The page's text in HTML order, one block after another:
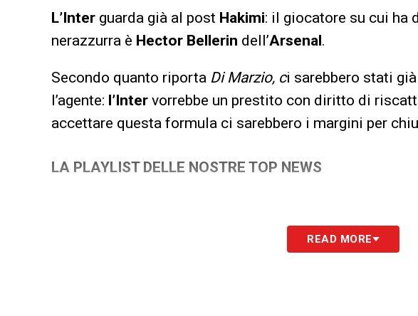
L’Inter guarda già al post Hakimi: il giocatore su cui ha
nerazzurra è Hector Bellerin dell’Arsenal.
Secondo quanto riporta Di Marzio, ci sarebbero stati
l’agente: l’Inter vorrebbe un prestito con diritto di
accettare questa formula ci sarebbero i margini per
LA PLAYLIST DELLE NOSTRE TOP NEWS
READ MORE